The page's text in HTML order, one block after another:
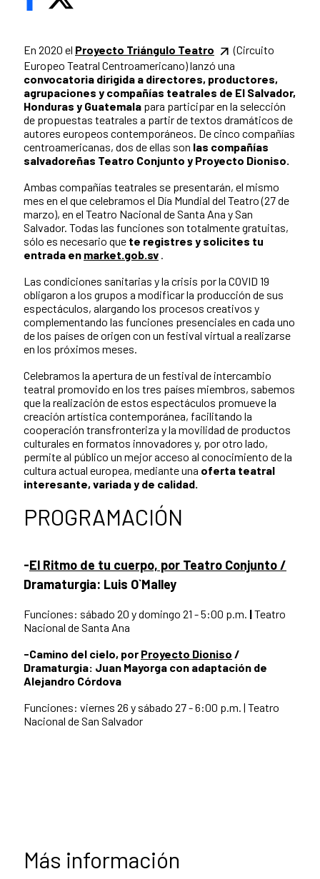
En 2020 el Proyecto Triángulo Teatro
(Circuito
Europeo Teatral Centroamericano) lanzó una
convocatoria dirigida a directores, productores,
agrupaciones y compañías teatrales de El Salvador,
Honduras y Guatemala para participar en la selección
de propuestas teatrales a partir de textos dramáticos de
autores europeos contemporáneos. De cinco compañías
centroamericanas, dos de ellas son las compañías
salvadoreñas Teatro Conjunto y Proyecto Dioniso.
Ambas compañías teatrales se presentarán, el mismo
mes en el que celebramos el Día Mundial del Teatro (27 de
marzo), en el Teatro Nacional de Santa Ana y San
Salvador. Todas las funciones son totalmente gratuitas,
sólo es necesario que te registres y solicites tu
entrada en market.gob.sv
Las condiciones sanitarias y la crisis por la COVID 19
obligaron a los grupos a modificar la producción de sus
espectáculos, alargando los procesos creativos y
complementando las funciones presenciales en cada uno
de los países de origen con un festival virtual a realizarse
en los próximos meses.
Celebramos la apertura de un festival de intercambio
teatral promovido en los tres países miembros, sabemos
que la realización de estos espectáculos promueve la
creación artística contemporánea, facilitando la
cooperación transfronteriza y la movilidad de productos
culturales en formatos innovadores y, por otro lado,
permite al público un mejor acceso al conocimiento de la
cultura actual europea, mediante una oferta teatral
interesante, variada y de calidad.
PROGRAMACIÓN
-El Ritmo de tu cuerpo, por Teatro Conjunto /
Dramaturgia: Luis O`Malley
Funciones: sábado 20 y domingo 21 - 5:00 p.m. |Teatro
Nacional de Santa Ana
-Camino del cielo, por Proyecto Dioniso /
Dramaturgia: Juan Mayorga con adaptación de
Alejandro Córdova
Funciones: viernes 26 y sábado 27 - 6:00 p.m. | Teatro
Nacional de San Salvador
Más información